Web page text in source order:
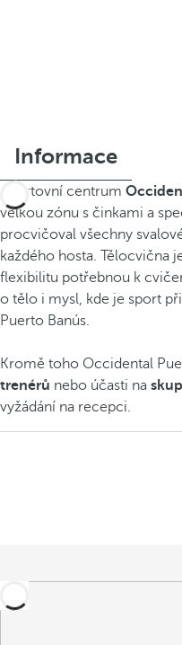
Informace
Sportovní centrum
velkou zónu s činkami a
procvičoval všechny
každého hosta. Tělocvična
flexibilitu potřebnou k
o tělo i mysl, kde je sport
Puerto Banús.
Kromě toho Occidental
trenérů nebo účasti na
vyžádání na recepci.